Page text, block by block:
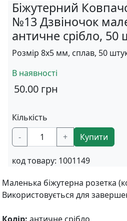
Біжутерний
№13 Дзвіночок
античне срібло, 50
Розмір 8х5 мм, сплав, 50
В наявності
50.00 грн
Кількість
-
+ Купити
код товару: 1001149
Маленька біжутерна розетка
Використовується для
Колір: античне срібло